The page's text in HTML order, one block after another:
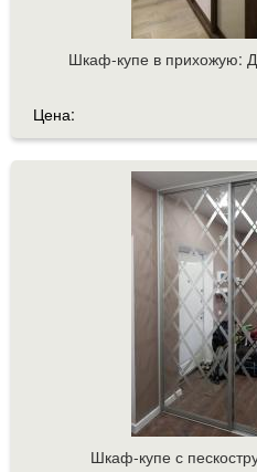
Шкаф-купе в прихожую:
Цена:
Шкаф-купе с